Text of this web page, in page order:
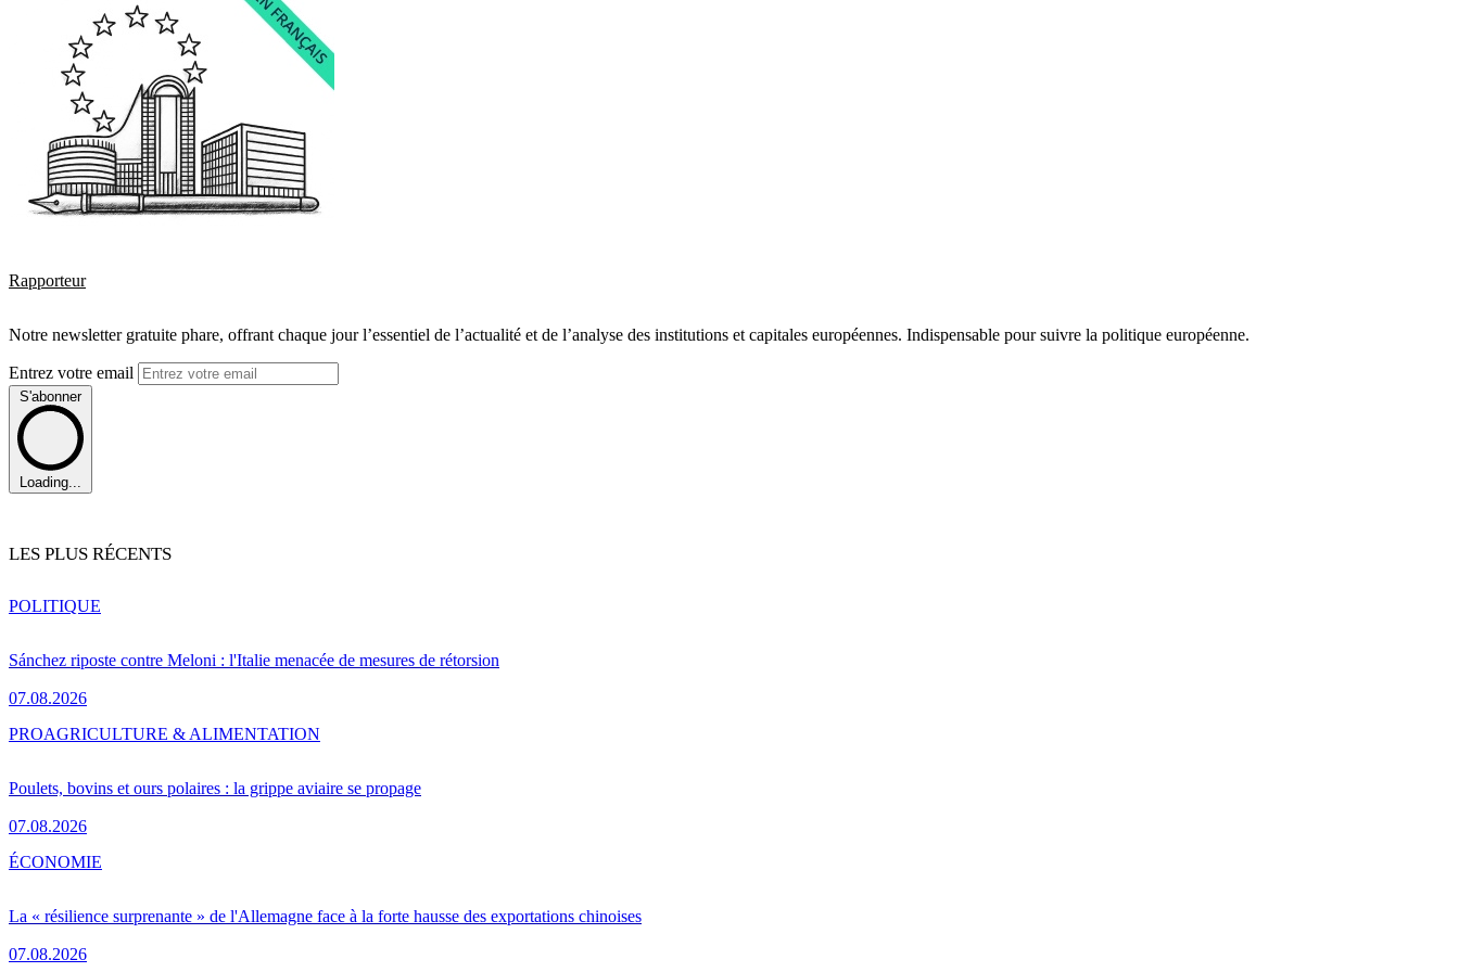
Rapporteur
Notre newsletter gratuite phare, offrant chaque jour l’essentiel de l’actualité et de l’analyse des institutions et capitales européennes. Indispensable pour suivre la politique européenne.
Entrez votre email
S'abonner
Loading...
LES PLUS RÉCENTS
Sánchez riposte contre Meloni : l'Italie menacée de mesures de rétorsion
07.08.2026
POLITIQUE
Poulets, bovins et ours polaires : la grippe aviaire se propage
07.08.2026
PROAGRICULTURE & ALIMENTATION
La « résilience surprenante » de l'Allemagne face à la forte hausse des exportations chinoises
07.08.2026
ÉCONOMIE